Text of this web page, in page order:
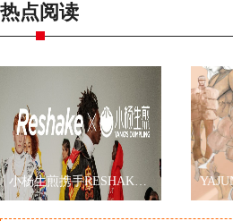
热点阅读
小杨生煎携手RESHAKE耀眼伦敦时装周，再现海派文化